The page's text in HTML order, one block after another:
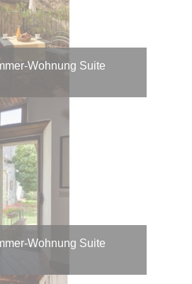
Wohnung Suite
Wohnung Suite